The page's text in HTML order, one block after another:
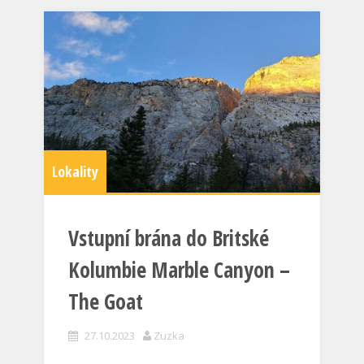
Lokality
Vstupní brána do Britské
Kolumbie Marble Canyon –
The Goat
27.10.2023 Zuzka